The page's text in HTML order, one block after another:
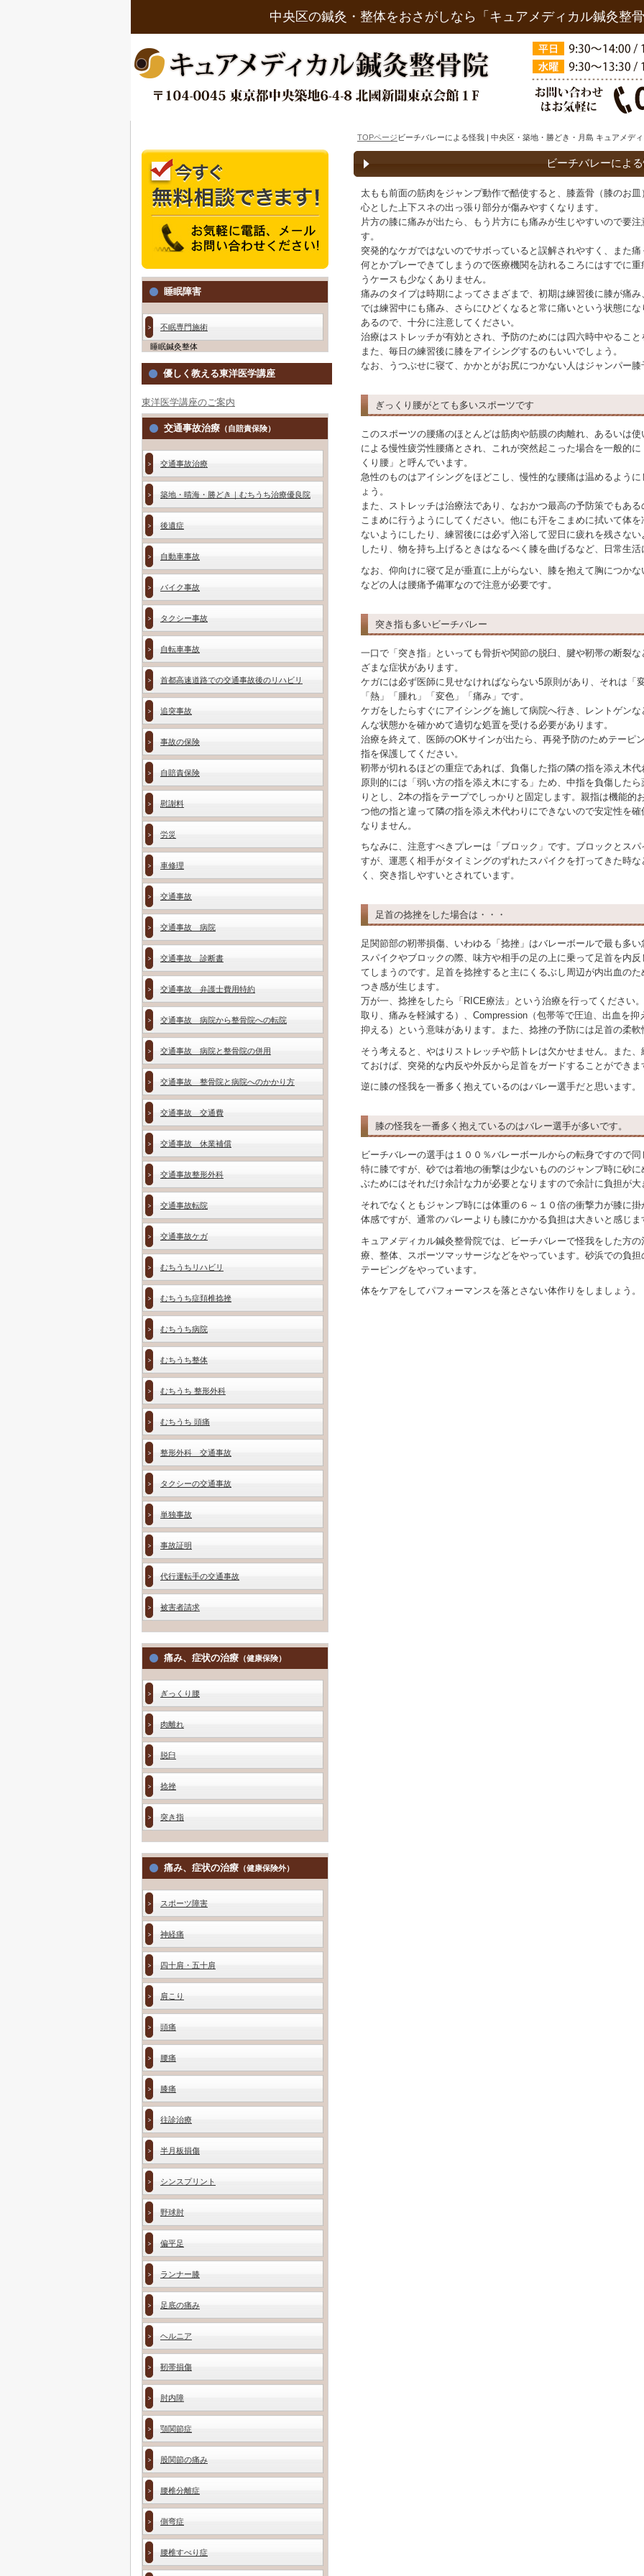
中央区の鍼灸・整体をおさがしなら「キュアメディカル鍼灸整
TOPページ ビーチバレーによる怪我 | 中央区・築地・勝どき・月島 キュアメデ
ビーチバレーによ
太もも前面の筋肉をジャンプ動作で酷使すると、膝蓋骨（膝のお皿
心とした上下スネの出っ張り部分が傷みやすくなります。
片方の膝に痛みが出たら、もう片方にも痛みが生じやすいので要注
す。
突発的なケガではないのでサボっていると誤解されやすく、また痛
何とかプレーできてしまうので医療機関を訪れるころにはすでに重
うケースも少なくありません。
痛みのタイプは時期によってさまざまで、初期は練習後に膝が痛み
では練習中にも痛み、さらにひどくなると常に痛いという状態に
あるので、十分に注意してください。
治療はストレッチが有効とされ、予防のためには四六時中やること
また、毎日の練習後に膝をアイシングするのもいいでしょう。
なお、うつぶせに寝て、かかとがお尻につかない人はジャンパー膝
ぎっくり腰がとても多いスポーツです
このスポーツの腰痛のほとんどは筋肉や筋膜の肉離れ、あるいは使
による慢性疲労性腰痛とされ、これが突然起こった場合を一般的に
くり腰」と呼んでいます。
急性のものはアイシングをほどこし、慢性的な腰痛は温めるように
ょう。
また、ストレッチは治療法であり、なおかつ最高の予防策でもある
こまめに行うようにしてください。他にも汗をこまめに拭いて体を
ないようにしたり、練習後には必ず入浴して翌日に疲れを残さない
したり、物を持ち上げるときはなるべく膝を曲げるなど、日常生活
なお、仰向けに寝て足が垂直に上がらない、膝を抱えて胸につか
などの人は腰痛予備軍なので注意が必要です。
突き指も多いビーチバレー
一口で「突き指」といっても骨折や関節の脱臼、腱や靭帯の断裂な
ざまな症状があります。
ケガには必ず医師に見せなければならない5原則があり、それは「変
「熱」「腫れ」「変色」「痛み」です。
ケガをしたらすぐにアイシングを施して病院へ行き、レントゲンな
んな状態かを確かめて適切な処置を受ける必要があります。
治療を終えて、医師のOKサインが出たら、再発予防のためテーピ
指を保護してください。
靭帯が切れるほどの重症であれば、負傷した指の隣の指を添え木代
原則的には「弱い方の指を添え木にする」ため、中指を負傷した
りとし、2本の指をテープでしっかりと固定します。親指は機能的
つ他の指と違って隣の指を添え木代わりにできないので安定性を
なりません。
ちなみに、注意すべきプレーは「ブロック」です。ブロックとス
すが、運悪く相手がタイミングのずれたスパイクを打ってきた時
く、突き指しやすいとされています。
足首の捻挫をした場合は・・・
足関節部の靭帯損傷、いわゆる「捻挫」はバレーボールで最も多い
スパイクやブロックの際、味方や相手の足の上に乗って足首を内
てしまうのです。足首を捻挫すると主にくるぶし周辺が内出血の
つき感が生じます。
万が一、捻挫をしたら「RICE療法」という治療を行ってください
取り、痛みを軽減する）、Compression（包帯等で圧迫、出血を
抑える）という意味があります。また、捻挫の予防には足首の柔軟
そう考えると、やはりストレッチや筋トレは欠かせません。また
ておけば、突発的な内反や外反から足首をガードすることができま
逆に膝の怪我を一番多く抱えているのはバレー選手だと思います。
膝の怪我を一番多く抱えているのはバレー選手が多いです。
ビーチバレーの選手は１００％バレーボールからの転身ですので同
特に膝ですが、砂では着地の衝撃は少ないもののジャンプ時に砂
ぶためにはそれだけ余計な力が必要となりますので余計に負担が大
それでなくともジャンプ時には体重の６～１０倍の衝撃力が膝に掛
体感ですが、通常のバレーよりも膝にかかる負担は大きいと感じま
キュアメディカル鍼灸整骨院では、ビーチバレーで怪我をした方
療、整体、スポーツマッサージなどをやっています。砂浜での負
テーピングをやっています。
体をケアをしてパフォーマンスを落とさない体作りをしましょう。
睡眠障害
不眠専門施術
睡眠鍼灸整体
優しく教える東洋医学講座
東洋医学講座のご案内
交通事故治療 （自賠責保険）
交通事故治療
築地・晴海・勝どき｜むちうち治療優良院
後遺症
自動車事故
バイク事故
タクシー事故
自転車事故
首都高速道路での交通事故後のリハビリ
追突事故
事故の保険
自賠責保険
慰謝料
労災
車修理
交通事故
交通事故 病院
交通事故 診断書
交通事故 弁護士費用特約
交通事故 病院から整骨院への転院
交通事故 病院と整骨院の併用
交通事故 整骨院と病院へのかかり方
交通事故 交通費
交通事故 休業補償
交通事故整形外科
交通事故転院
交通事故ケガ
むちうちリハビリ
むちうち症頚椎捻挫
むちうち病院
むちうち整体
むちうち 整形外科
むちうち 頭痛
整形外科 交通事故
タクシーの交通事故
単独事故
事故証明
代行運転手の交通事故
被害者請求
痛み、症状の治療 （健康保険）
ぎっくり腰
肉離れ
脱臼
捻挫
突き指
痛み、症状の治療 （健康保険外）
スポーツ障害
神経痛
四十肩・五十肩
肩こり
頭痛
腰痛
膝痛
往診治療
半月板損傷
シンスプリント
野球肘
偏平足
ランナー膝
足底の痛み
ヘルニア
靭帯損傷
肘内障
顎関節症
股関節の痛み
腰椎分離症
側弯症
腰椎すべり症